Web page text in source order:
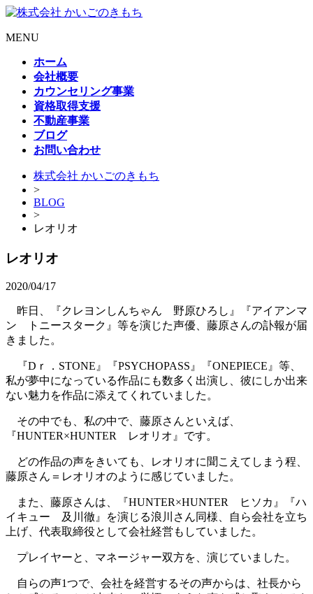
MENU
ホーム
会社概要
カウンセリング事業
資格取得支援
不動産事業
ブログ
お問い合わせ
株式会社 かいごのきもち
>
BLOG
>
レオリオ
レオリオ
2020/04/17
昨日、『クレヨンしんちゃん 野原ひろし』『アイアンマ
ン トニースターク』等を演じた声優、藤原さんの訃報が届
きました。
『Dｒ．STONE』『PSYCHOPASS』『ONEPIECE』等、
私が夢中になっている作品にも数多く出演し、彼にしか出来
ない魅力を作品に添えてくれていました。
その中でも、私の中で、藤原さんといえば、
『HUNTER×HUNTER レオリオ』です。
どの作品の声をきいても、レオリオに聞こえてしまう程、
藤原さん＝レオリオのように感じていました。
また、藤原さんは、『HUNTER×HUNTER ヒソカ』『ハ
イキュー 及川徹』を演じる浪川さん同様、自ら会社を立ち
上げ、代表取締役として会社経営もしていました。
プレイヤーと、マネージャー双方を、演じていました。
自らの声1つで、会社を経営するその声からは、社長から